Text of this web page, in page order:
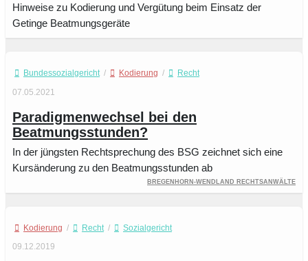
Hinweise zu Kodierung und Vergütung beim Einsatz der
Getinge Beatmungsgeräte
Bundessozialgericht / Kodierung /
Recht
07.05.2021
Paradigmenwechsel bei den
Beatmungsstunden?
In der jüngsten Rechtsprechung des BSG zeichnet sich eine
Kursänderung zu den Beatmungsstunden ab
Bregenhorn-Wendland Rechtsanwälte
Kodierung / Recht /
Sozialgericht
09.12.2019